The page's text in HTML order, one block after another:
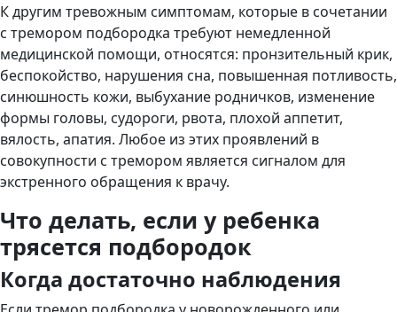
К другим тревожным симптомам, которые в сочетании
с тремором подбородка требуют немедленной
медицинской помощи, относятся: пронзительный крик,
беспокойство, нарушения сна, повышенная потливость,
синюшность кожи, выбухание родничков, изменение
формы головы, судороги, рвота, плохой аппетит,
вялость, апатия. Любое из этих проявлений в
совокупности с тремором является сигналом для
экстренного обращения к врачу.
Что делать, если у ребенка
трясется подбородок
Когда достаточно наблюдения